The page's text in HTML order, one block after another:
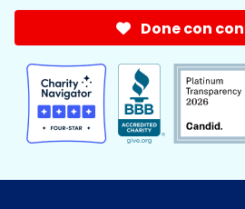
Done con